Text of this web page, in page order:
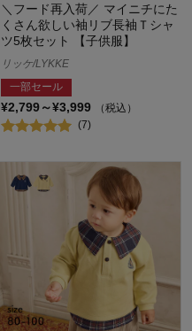
＼フード再入荷／ マイニチにた
くさん欲しい袖リブ長袖Ｔシャ
ツ5枚セット 【子供服】
リッケ/LYKKE
一部セール
¥2,799～¥3,999
（税込）
(7)